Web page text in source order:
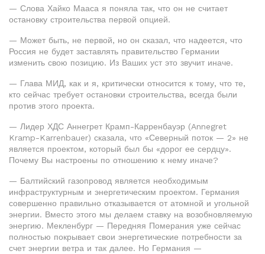
— Слова Хайко Мааса я поняла так, что он не считает
остановку строительства первой опцией.
— Может быть, не первой, но он сказал, что надеется, что
Россия не будет заставлять правительство Германии
изменить свою позицию. Из Ваших уст это звучит иначе.
— Глава МИД, как и я, критически относится к тому, что те,
кто сейчас требует остановки строительства, всегда были
против этого проекта.
— Лидер ХДС Аннегрет Крамп-Карренбауэр (Annegret
Kramp-Karrenbauer) сказала, что «Северный поток — 2» не
является проектом, который был бы «дорог ее сердцу».
Почему Вы настроены по отношению к нему иначе?
— Балтийский газопровод является необходимым
инфраструктурным и энергетическим проектом. Германия
совершенно правильно отказывается от атомной и угольной
энергии. Вместо этого мы делаем ставку на возобновляемую
энергию. Мекленбург — Передняя Померания уже сейчас
полностью покрывает свои энергетические потребности за
счет энергии ветра и так далее. Но Германия —